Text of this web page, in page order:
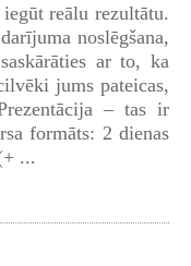
reālu rezultātu.
noslēgšana,
ar to, ka
jums pateicas,
– tas ir
formāts: 2 dienas
...